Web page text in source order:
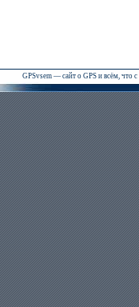
GPSvsem — сайт о GPS и всём, что